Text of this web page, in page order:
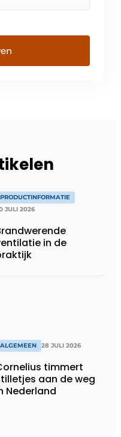
PRODUCTINFORMATIE
JULI 2026
in de
ALGEMEEN 28 JULI 2026
timmert
aan de weg
Nederland